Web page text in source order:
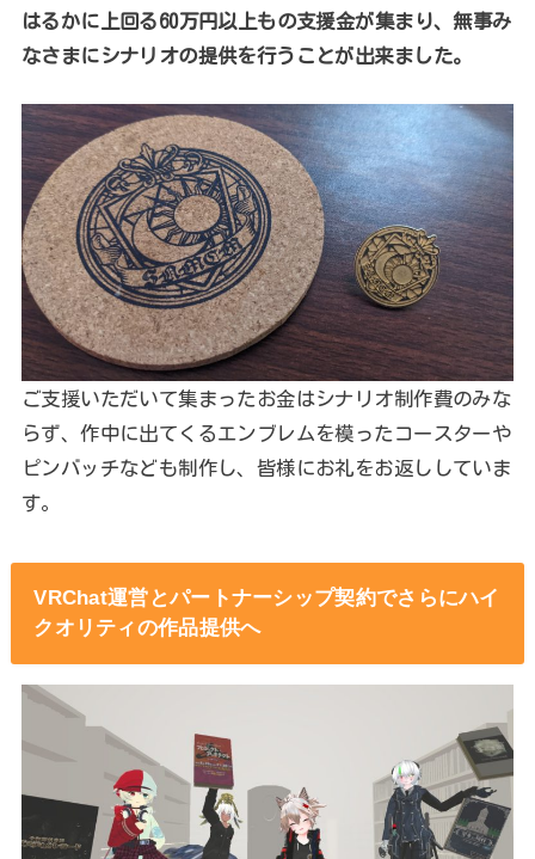
はるかに上回る60万円以上もの支援金が集まり、無事み
なさまにシナリオの提供を行うことが出来ました。
ご支援いただいて集まったお金はシナリオ制作費のみな
らず、作中に出てくるエンブレムを模ったコースターや
ピンバッチなども制作し、皆様にお礼をお返ししていま
す。
VRChat運営とパートナーシップ契約でさらにハイ
クオリティの作品提供へ